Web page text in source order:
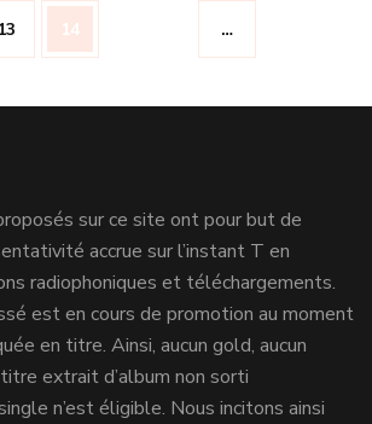
…
Page
13 Page
14
sur ce site ont pour but de
accrue sur l’instant T en
radiophoniques et téléchargements.
est en cours de promotion au moment
en titre. Ainsi, aucun gold, aucun
extrait d’album non sorti
n’est éligible. Nous incitons ainsi